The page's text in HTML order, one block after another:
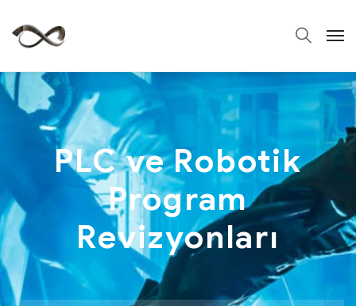
PLC ve Robotik
Program
Revizyonları